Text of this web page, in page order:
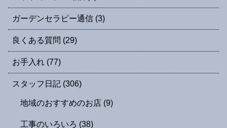
ガーデンセラピー通信 (3)
良くある質問 (29)
お手入れ (77)
スタッフ日記 (306)
地域のおすすめのお店 (9)
工事のいろいろ (38)